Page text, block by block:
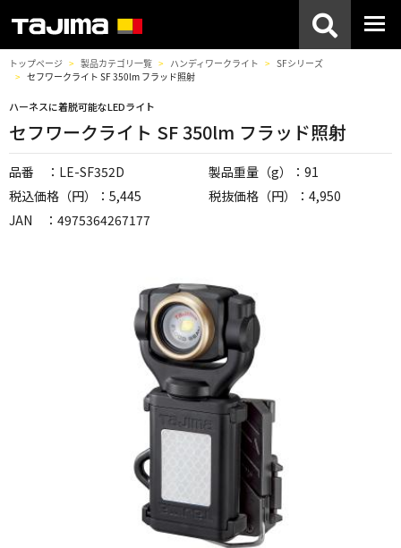
トップページ 製品カテゴリ一覧 ハンディワークライト
SFシリーズ
セフワークライト SF 350lm フラッド照射
ハーネスに着脱可能なLEDライト
セフワークライト SF 350lm フラッド照射
品番 ：LE-SF352D
製品重量（g）：91
税込価格（円）：5,445
税抜価格（円）：4,950
JAN ：4975364267177